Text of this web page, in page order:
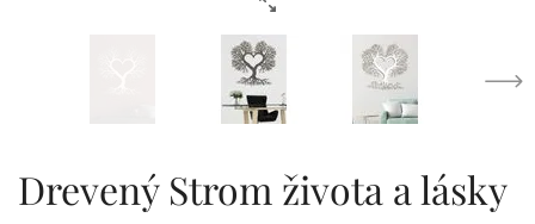
Drevený Strom života a lásky